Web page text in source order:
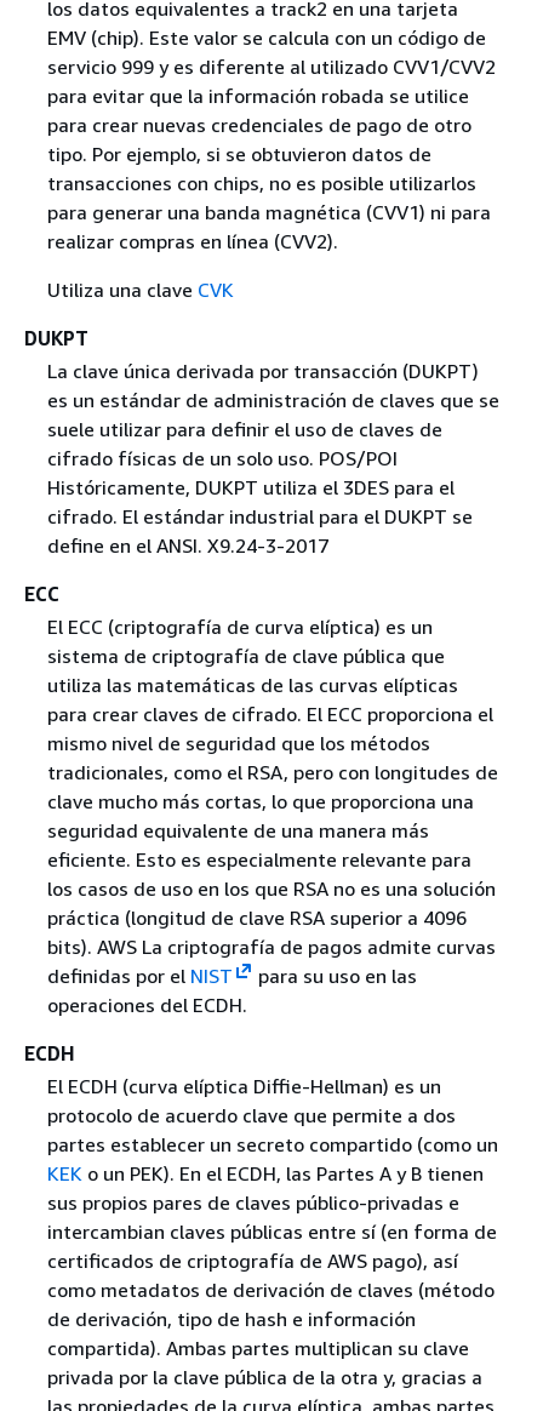
los datos equivalentes a track2 en una tarjeta
EMV (chip). Este valor se calcula con un código de
servicio 999 y es diferente al utilizado CVV1/CVV2
para evitar que la información robada se utilice
para crear nuevas credenciales de pago de otro
tipo. Por ejemplo, si se obtuvieron datos de
transacciones con chips, no es posible utilizarlos
para generar una banda magnética (CVV1) ni para
realizar compras en línea (CVV2).
Utiliza una clave CVK
DUKPT
La clave única derivada por transacción (DUKPT)
es un estándar de administración de claves que se
suele utilizar para definir el uso de claves de
cifrado físicas de un solo uso. POS/POI
Históricamente, DUKPT utiliza el 3DES para el
cifrado. El estándar industrial para el DUKPT se
define en el ANSI. X9.24-3-2017
ECC
El ECC (criptografía de curva elíptica) es un
sistema de criptografía de clave pública que
utiliza las matemáticas de las curvas elípticas
para crear claves de cifrado. El ECC proporciona el
mismo nivel de seguridad que los métodos
tradicionales, como el RSA, pero con longitudes de
clave mucho más cortas, lo que proporciona una
seguridad equivalente de una manera más
eficiente. Esto es especialmente relevante para
los casos de uso en los que RSA no es una solución
práctica (longitud de clave RSA superior a 4096
bits). AWS La criptografía de pagos admite curvas
definidas por el NIST
para su uso en las
operaciones del ECDH.
ECDH
El ECDH (curva elíptica Diffie-Hellman) es un
protocolo de acuerdo clave que permite a dos
partes establecer un secreto compartido (como un
KEKo un PEK). En el ECDH, las Partes A y B tienen
sus propios pares de claves público-privadas e
intercambian claves públicas entre sí (en forma de
certificados de criptografía de AWS pago), así
como metadatos de derivación de claves (método
de derivación, tipo de hash e información
compartida). Ambas partes multiplican su clave
privada por la clave pública de la otra y, gracias a